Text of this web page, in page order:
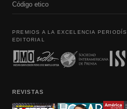
Código etico
PREMIOS A LA EXCELENCIA
EDITORIAL
REVISTAS